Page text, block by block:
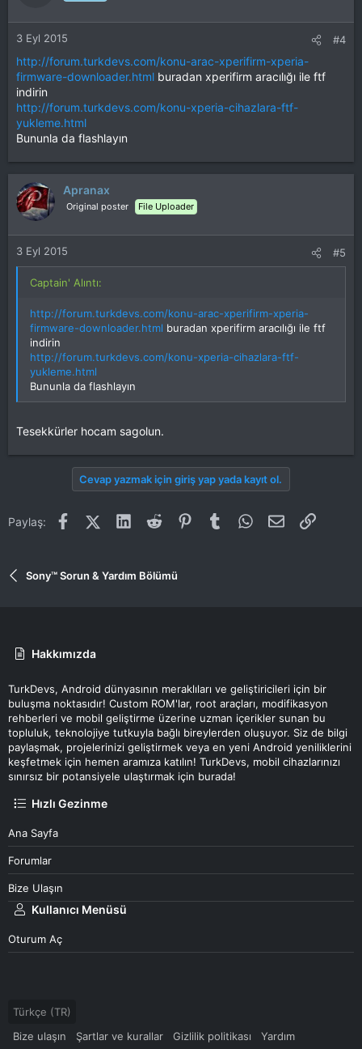
3 Eyl 2015 #4
http://forum.turkdevs.com/konu-arac-xperifirm-xperia-
firmware-downloader.html buradan xperifirm aracılığı ile ftf
indirin
http://forum.turkdevs.com/konu-xperia-cihazlara-ftf-
yukleme.html
Bununla da flashlayın
Apranax
Original poster File Uploader
3 Eyl 2015 #5
Captain' Alıntı:
http://forum.turkdevs.com/konu-arac-xperifirm-xperia-
firmware-downloader.html buradan xperifirm aracılığı ile ftf
indirin
http://forum.turkdevs.com/konu-xperia-cihazlara-ftf-
yukleme.html
Bununla da flashlayın
Tesekkürler hocam sagolun.
Cevap yazmak için giriş yap yada kayıt ol.
Paylaş: FacebookX (Twitter)
LinkedInReddit PinterestTumblr WhatsApp
E-postaLink
Sony™ Sorun & Yardım Bölümü
Hakkımızda
TurkDevs, Android dünyasının meraklıları ve geliştiricileri için bir
buluşma noktasıdır! Custom ROM'lar, root araçları, modifikasyon
rehberleri ve mobil geliştirme üzerine uzman içerikler sunan bu
topluluk, teknolojiye tutkuyla bağlı bireylerden oluşuyor. Siz de bilgi
paylaşmak, projelerinizi geliştirmek veya en yeni Android yeniliklerini
keşfetmek için hemen aramıza katılın! TurkDevs, mobil cihazlarınızı
sınırsız bir potansiyele ulaştırmak için burada!
Hızlı Gezinme
Ana Sayfa
Forumlar
Bize Ulaşın
Kullanıcı Menüsü
Oturum Aç
Türkçe (TR)
Bize ulaşın
Şartlar ve kurallar Gizlilik politikası Yardım